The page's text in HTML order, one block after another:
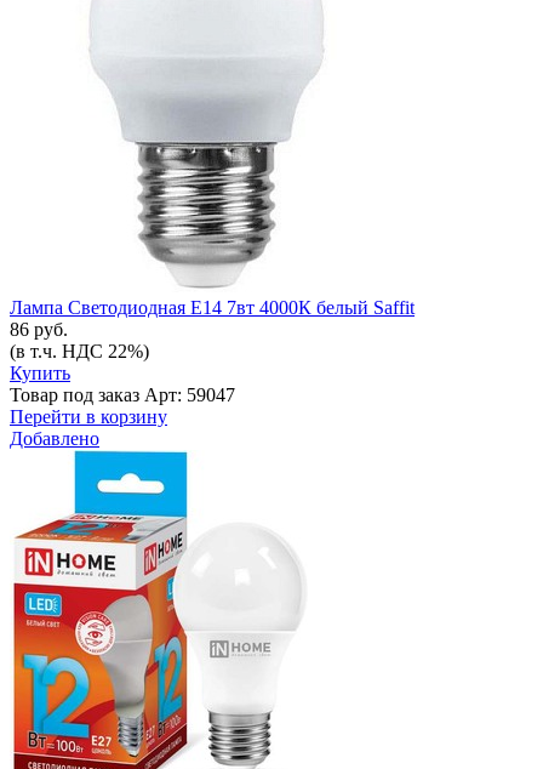
Лампа Светодиодная Е14 7вт 4000К белый Saffit
86 руб.
(в т.ч. НДС 22%)
Купить
Товар под заказ Арт: 59047
Перейти в корзину
Добавлено